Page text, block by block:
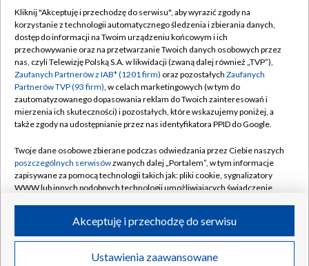
TVP
Abonament TVP
Emisja w TVP
Centrum informacji TVP
Naziemna Telewizja Cyfrowa
Rada Programowa
System NOS
Informacje o nadawcy
Program dla prasy
Regulamin TVP
Polityka prywatności
Moje zgody
Pomoc
Kontakt
Kanały
©2026 Telewizja Polska S.A. w likwidacji
Kliknij "Akceptuję i przechodzę do serwisu", aby wyrazić zgody na
korzystanie z technologii automatycznego śledzenia i zbierania danych,
dostęp do informacji na Twoim urządzeniu końcowym i ich
przechowywanie oraz na przetwarzanie Twoich danych osobowych przez
nas, czyli Telewizję Polską S.A. w likwidacji (zwaną dalej również „TVP”),
Zaufanych Partnerów z IAB* (1201 firm) oraz pozostałych Zaufanych
Partnerów TVP (93 firm), w celach marketingowych (w tym do
zautomatyzowanego dopasowania reklam do Twoich zainteresowań i
mierzenia ich skuteczności) i pozostałych, które wskazujemy poniżej, a
także zgody na udostępnianie przez nas identyfikatora PPID do Google.
Twoje dane osobowe zbierane podczas odwiedzania przez Ciebie naszych
poszczególnych serwisówzwanych dalej „Portalem”, w tym informacje
zapisywane za pomocą technologii takich jak: pliki cookie, sygnalizatory
WWW lub innych podobnych technologii umożliwiających świadczenie
ruchu w Internecie.
Twoje dane osobowe zbierane podczas odwiedzania przez Ciebie
poszczególnych serwisówna Portalu, takie jak adresy IP, identyfikatory
Ustawienia zaawansowane
Akceptuję i przechodzę do serwisu